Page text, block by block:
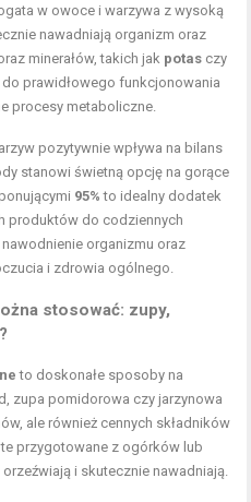
w owoce i warzywa z wysoką
nawadniają organizm oraz
minerałów, takich jak potas czy
do prawidłowego funkcjonowania
procesy metaboliczne.
pozytywnie wpływa na bilans
stanowi świetną opcję na gorące
95% to idealny dodatek
produktów do codziennych
organizmu oraz
i zdrowia ogólnego.
stosować: zupy,
to doskonałe sposoby na
zupa pomidorowa czy jarzynowa
ale również cennych składników
te przygotowane z ogórków lub
i skutecznie nawadniają.